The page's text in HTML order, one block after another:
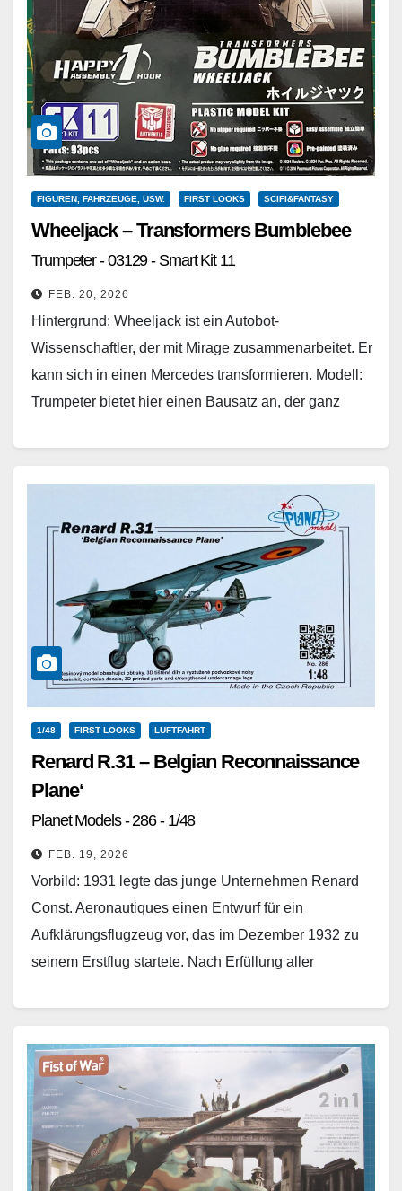
FIGUREN, FAHRZEUGE, USW. FIRST LOOKS SCIFI&FANTASY
Wheeljack – Transformers Bumblebee
Trumpeter - 03129 - Smart Kit 11
FEB. 20, 2026
Hintergrund: Wheeljack ist ein Autobot-
Wissenschaftler, der mit Mirage zusammenarbeitet. Er
kann sich in einen Mercedes transformieren. Modell:
Trumpeter bietet hier einen Bausatz an, der ganz
1/48 FIRST LOOKS LUFTFAHRT
Renard R.31 – Belgian Reconnaissance
Plane‘
Planet Models - 286 - 1/48
FEB. 19, 2026
Vorbild: 1931 legte das junge Unternehmen Renard
Const. Aeronautiques einen Entwurf für ein
Aufklärungsflugzeug vor, das im Dezember 1932 zu
seinem Erstflug startete. Nach Erfüllung aller